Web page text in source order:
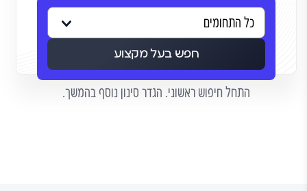
חפש בעל מקצוע
התחל חיפוש ראשוני. הגדר סינון נוסף בהמשך.